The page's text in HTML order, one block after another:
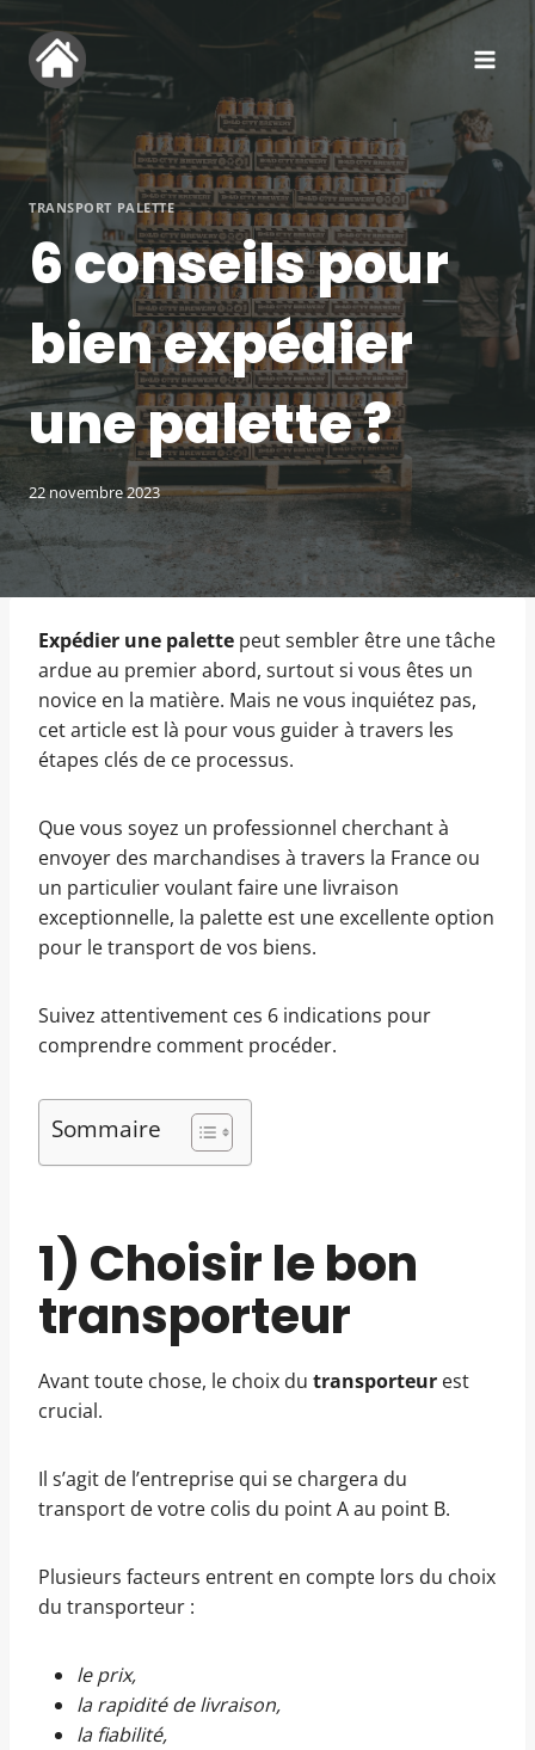
contenu
TRANSPORT PALETTE
6 conseils pour
bien expédier
une palette ?
22 novembre 2023
Expédier une palette peut sembler être une tâche
ardue au premier abord, surtout si vous êtes un
novice en la matière. Mais ne vous inquiétez pas,
cet article est là pour vous guider à travers les
étapes clés de ce processus.
Que vous soyez un professionnel cherchant à
envoyer des marchandises à travers la France ou
un particulier voulant faire une livraison
exceptionnelle, la palette est une excellente option
pour le transport de vos biens.
Suivez attentivement ces 6 indications pour
comprendre comment procéder.
Sommaire
1) Choisir le bon
transporteur
Avant toute chose, le choix du transporteur est
crucial.
Il s’agit de l’entreprise qui se chargera du
transport de votre colis du point A au point B.
Plusieurs facteurs entrent en compte lors du choix
du transporteur :
le prix,
la rapidité de livraison,
la fiabilité,